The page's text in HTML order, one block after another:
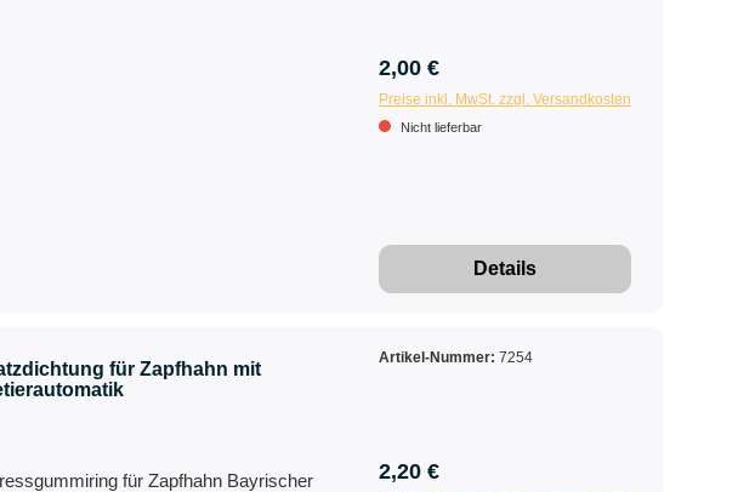
2,00 €
Preise inkl. MwSt. zzgl. Versandkosten
Nicht lieferbar
Details
für Zapfhahn mit
für Zapfhahn Bayrischer
Artikel-Nummer: 7254
2,20 €